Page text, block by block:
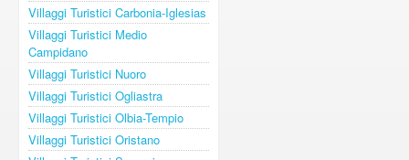
Villaggi Turistici Carbonia-Iglesias
Villaggi Turistici Medio
Campidano
Villaggi Turistici Nuoro
Villaggi Turistici Ogliastra
Villaggi Turistici Olbia-Tempio
Villaggi Turistici Oristano